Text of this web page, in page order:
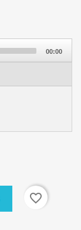
00:00
favorite_border